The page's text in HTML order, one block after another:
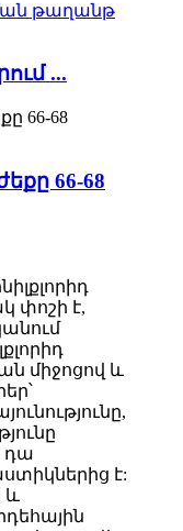
...
66-68
փոշի է,
միջոցով և
դա
է:
և